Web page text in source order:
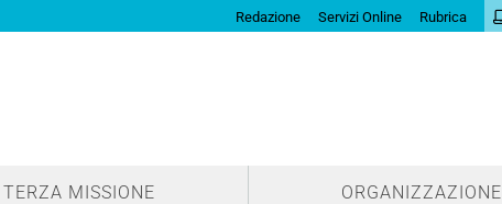
Redazione Servizi Online Rubrica
TERZA MISSIONE ORGANIZZAZIONE